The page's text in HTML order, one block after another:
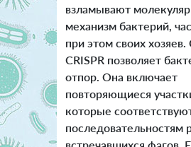
взламывают
механизм бактерий,
при этом своих
CRISPR позволяет
отпор. Она включает
повторяющиеся
которые
последовательностям